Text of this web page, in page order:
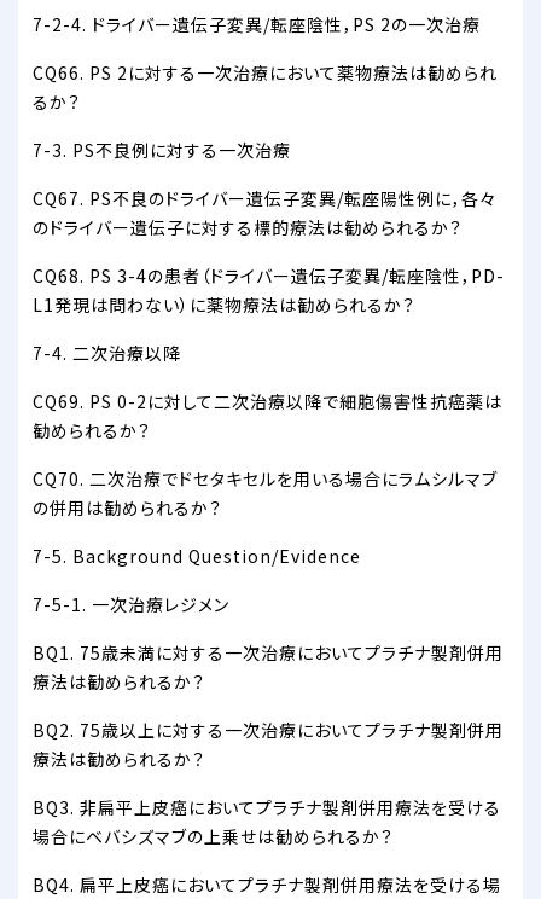
7-2-4. ドライバー遺伝子変異/転座陰性，PS 2の一次治療
CQ66. PS 2に対する一次治療において薬物療法は勧められ
るか？
7-3. PS不良例に対する一次治療
CQ67. PS不良のドライバー遺伝子変異/転座陽性例に，各々
のドライバー遺伝子に対する標的療法は勧められるか？
CQ68. PS 3-4の患者（ドライバー遺伝子変異/転座陰性，PD-
L1発現は問わない）に薬物療法は勧められるか？
7-4. 二次治療以降
CQ69. PS 0-2に対して二次治療以降で細胞傷害性抗癌薬は
勧められるか？
CQ70. 二次治療でドセタキセルを用いる場合にラムシルマブ
の併用は勧められるか？
7-5. Background Question/Evidence
7-5-1. 一次治療レジメン
BQ1. 75歳未満に対する一次治療においてプラチナ製剤併用
療法は勧められるか？
BQ2. 75歳以上に対する一次治療においてプラチナ製剤併用
療法は勧められるか？
BQ3. 非扁平上皮癌においてプラチナ製剤併用療法を受ける
場合にベバシズマブの上乗せは勧められるか？
BQ4. 扁平上皮癌においてプラチナ製剤併用療法を受ける場